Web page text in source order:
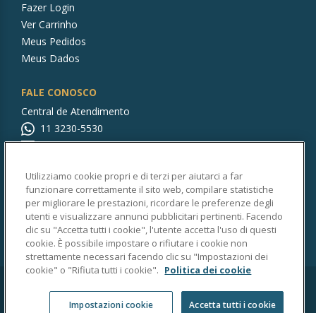
Fazer Login
Ver Carrinho
Meus Pedidos
Meus Dados
FALE CONOSCO
Central de Atendimento
11 3230-5530
rocabrasilstore@br.roca.com
CONTINUE CONOSCO!
Copyright © 2025 Roca Sanitários Brasil LTDA.
CNPJ:75.801.902/0001-26 | Av. Quartorze de Dezembro, 2800 Vila
Utilizziamo cookie propri e di terzi per aiutarci a far
funzionare correttamente il sito web, compilare statistiche
per migliorare le prestazioni, ricordare le preferenze degli
utenti e visualizzare annunci pubblicitari pertinenti. Facendo
clic su "Accetta tutti i cookie", l'utente accetta l'uso di questi
cookie. È possibile impostare o rifiutare i cookie non
strettamente necessari facendo clic su "Impostazioni dei
cookie" o "Rifiuta tutti i cookie". Politica dei cookie
Impostazioni cookie Accetta tutti i cookie